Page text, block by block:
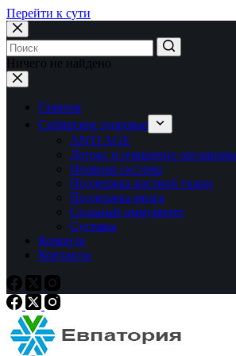
Перейти к сути
Ничего не найдено
Главная
Сибирское здоровье
ANTI AGE
Детокс и очищение организма
Нервная система
Поддержка костной ткани
Поддержка мозга
Сильный иммунитет
Суставы
Команда
Контакты